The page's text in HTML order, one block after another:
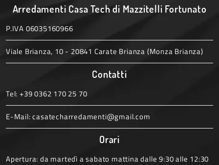
Arredamenti Casa Tech di Mazzitelli Fortunato
P.IVA 06035160966
Viale Brianza, 10 - 20841 Carate Brianza (Monza Brianza)
Contatti
Tel: +39 0362 170 25 70
E-Mail:casatecharredamenti@gmail.com
Orari
Apertura: da martedì a sabato mattina dalle 9:30 alle 12:30